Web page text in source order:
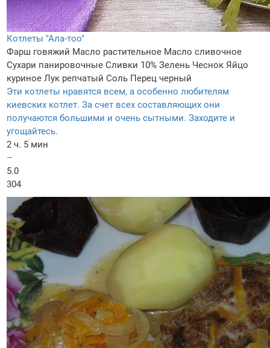
Котлеты "Ала-тоо"
Фарш говяжий Масло растительное Масло сливочное
Сухари панировочные Сливки 10% Зелень Чеснок Яйцо
куриное Лук репчатый Соль Перец черный
Эти котлеты нравятся всем, а особенно любителям
киевских котлет. За счет всех составляющих они
получаются большими и очень сытными. Заходите и
угощайтесь.
2 ч. 5 мин
–
5.0
304